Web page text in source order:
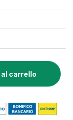
carrello